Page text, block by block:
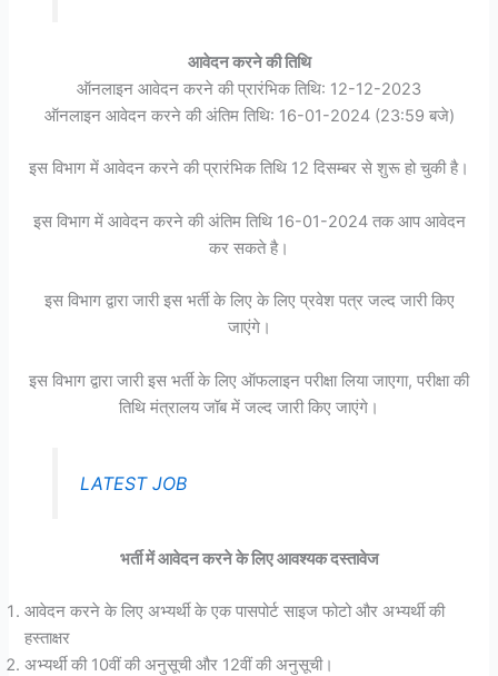
आवेदन करने की तिथि
ऑनलाइन आवेदन करने की प्रारंभिक तिथि: 12-12-2023
ऑनलाइन आवेदन करने की अंतिम तिथि: 16-01-2024 (23:59 बजे)
इस विभाग में आवेदन करने की प्रारंभिक तिथि 12 दिसम्बर से शुरू हो चुकी है।
इस विभाग में आवेदन करने की अंतिम तिथि 16-01-2024 तक आप आवेदन
कर सकते है।
इस विभाग द्वारा जारी इस भर्ती के लिए के लिए प्रवेश पत्र जल्द जारी किए
जाएंगे।
इस विभाग द्वारा जारी इस भर्ती के लिए ऑफलाइन परीक्षा लिया जाएगा, परीक्षा की
तिथि मंत्रालय जॉब में जल्द जारी किए जाएंगे।
LATEST JOB
भर्ती में आवेदन करने के लिए आवश्यक दस्तावेज
आवेदन करने के लिए अभ्यर्थी के एक पासपोर्ट साइज फोटो और अभ्यर्थी की
हस्ताक्षर
अभ्यर्थी की 10वीं की अनुसूची और 12वीं की अनुसूची।